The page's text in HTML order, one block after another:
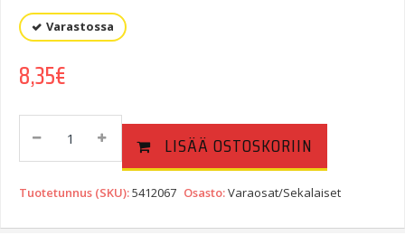
Varastossa
8,35€
BUMPER-
RUBBER
Quantity
LISÄÄ OSTOSKORIIN
Tuotetunnus (SKU):5412067 Osasto:Varaosat/Sekalaiset